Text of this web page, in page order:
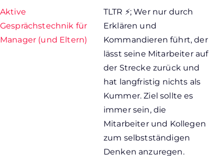
Aktive
Gesprächstechnik für
Manager (und Eltern)
TLTR ⚡; Wer nur durch
Erklären und
Kommandieren führt, der
lässt seine Mitarbeiter auf
der Strecke zurück und
hat langfristig nichts als
Kummer. Ziel sollte es
immer sein, die
Mitarbeiter und Kollegen
zum selbstständigen
Denken anzuregen.